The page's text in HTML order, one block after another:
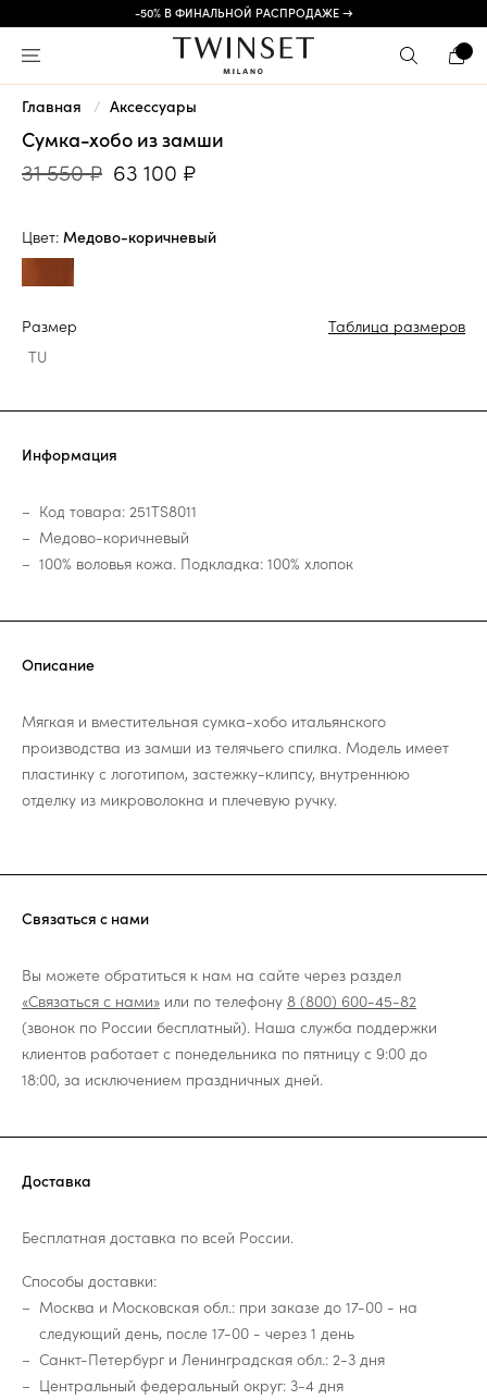
-50% В ФИНАЛЬНОЙ РАСПРОДАЖЕ →
Главная Аксессуары
Сумка-хобо из замши
31 550 ₽ 63 100 ₽
Цвет: Медово-коричневый
Размер
Таблица размеров
TU
Информация
Код товара: 251TS8011
Медово-коричневый
100% воловья кожа. Подкладка: 100% хлопок
Описание
Мягкая и вместительная сумка-хобо итальянского
производства из замши из телячьего спилка. Модель имеет
пластинку с логотипом, застежку-клипсу, внутреннюю
отделку из микроволокна и плечевую ручку.
Связаться с нами
Вы можете обратиться к нам на сайте через раздел
«Связаться с нами» или по телефону 8 (800) 600-45-82
(звонок по России бесплатный). Наша служба поддержки
клиентов работает с понедельника по пятницу с 9:00 до
18:00, за исключением праздничных дней.
Доставка
Бесплатная доставка по всей России.
Способы доставки:
Москва и Московская обл.: при заказе до 17-00 - на
следующий день, после 17-00 - через 1 день
Санкт-Петербург и Ленинградская обл.: 2-3 дня
Центральный федеральный округ: 3-4 дня